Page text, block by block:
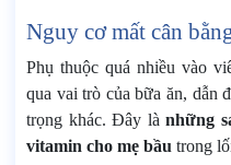
Nguy cơ mất cân
Phụ thuộc quá nhiều vào
qua vai trò của bữa ăn, dẫn
trọng khác. Đây lànhững
vitamin cho mẹ bầu trong